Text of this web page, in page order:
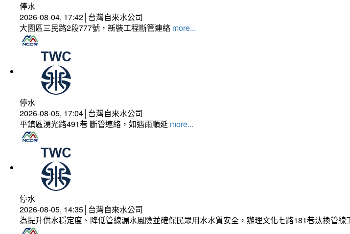
停水
2026-08-04, 17:42│台灣自來水公司
大園區三民路2段777號，新裝工程斷管連絡 more...
停水
2026-08-05, 17:04│台灣自來水公司
平鎮區湧光路491巷 斷管連絡，如遇雨順延 more...
停水
2026-08-05, 14:35│台灣自來水公司
為提升供水穩定度、降低管線漏水風險並確保民眾用水水質安全，辦理文化七路181巷汰換管